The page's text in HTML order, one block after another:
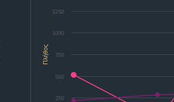
Πλήθος
250
500
750
1000
1250